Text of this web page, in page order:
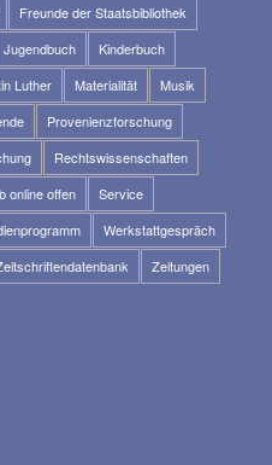
Freunde der Staatsbibliothek
Jugendbuch
Kinderbuch
Luther Materialität
Musik
Provenienzforschung
Rechtswissenschaften
online offen
Service
Werkstattgespräch
Zeitungen